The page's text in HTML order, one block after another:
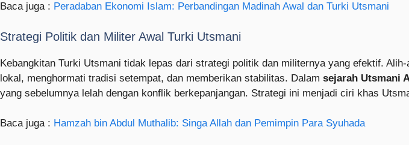
Baca juga : Peradaban Ekonomi Islam: Perbandingan Madinah Awal dan Turki Utsmani
Strategi Politik dan Militer Awal Turki Utsmani
Kebangkitan Turki Utsmani tidak lepas dari strategi politik dan militernya yang efektif.
lokal, menghormati tradisi setempat, dan memberikan stabilitas. Dalam sejarah Utsmani
yang sebelumnya lelah dengan konflik berkepanjangan. Strategi ini menjadi ciri khas
Baca juga : Hamzah bin Abdul Muthalib: Singa Allah dan Pemimpin Para Syuhada